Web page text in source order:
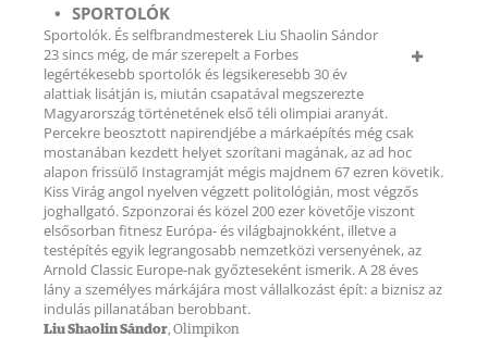
SPORTOLÓK
Sportolók. És selfbrandmesterek Liu Shaolin Sándor
23 sincs még, de már szerepelt a Forbes
legértékesebb sportolók és legsikeresebb 30 év
alattiak lisátján is, miután csapatával megszerezte
Magyarország történetének első téli olimpiai aranyát.
Percekre beosztott napirendjébe a márkaépítés még csak
mostanában kezdett helyet szorítani magának, az ad hoc
alapon frissülő Instagramját mégis majdnem 67 ezren követik.
Kiss Virág angol nyelven végzett politológián, most végzős
joghallgató. Szponzorai és közel 200 ezer követője viszont
elsősorban fitnesz Európa- és világbajnokként, illetve a
testépítés egyik legrangosabb nemzetközi versenyének, az
Arnold Classic Europe-nak győzteseként ismerik. A 28 éves
lány a személyes márkájára most vállalkozást épít: a biznisz az
indulás pillanatában berobbant.
Liu Shaolin Sándor, Olimpikon